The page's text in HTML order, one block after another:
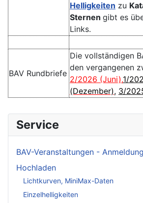
Helligkeiten zu
Sternen gibt es
Links.
BAV Rundbriefe
Die vollständigen
den vergangenen
2/2026 (Juni),1/
(Dezember), 3/
Service
BAV-Veranstaltungen - Anmeldung
Hochladen
Lichtkurven, MiniMax-Daten
Einzelhelligkeiten